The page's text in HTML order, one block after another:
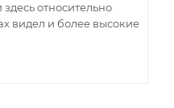
относительно
видел и более высокие